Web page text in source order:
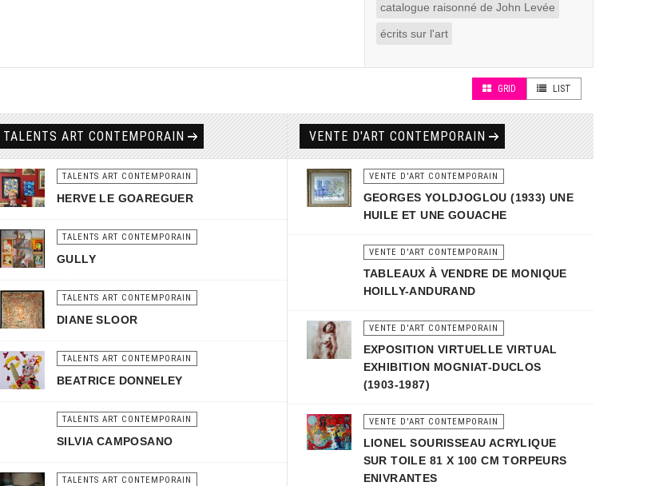
catalogue raisonné de John Levée
écrits sur l'art
GRID LIST
TALENTS ART CONTEMPORAIN
TALENTS ART CONTEMPORAIN
HERVE LE GOAREGUER
TALENTS ART CONTEMPORAIN
GULLY
TALENTS ART CONTEMPORAIN
DIANE SLOOR
TALENTS ART CONTEMPORAIN
BEATRICE DONNELEY
TALENTS ART CONTEMPORAIN
SILVIA CAMPOSANO
TALENTS ART CONTEMPORAIN
VENTE D'ART CONTEMPORAIN
VENTE D'ART CONTEMPORAIN
GEORGES YOLDJOGLOU (1933) UNE
HUILE ET UNE GOUACHE
VENTE D'ART CONTEMPORAIN
TABLEAUX À VENDRE DE MONIQUE
HOILLY-ANDURAND
VENTE D'ART CONTEMPORAIN
EXPOSITION VIRTUELLE VIRTUAL
EXHIBITION MOGNIAT-DUCLOS
(1903-1987)
VENTE D'ART CONTEMPORAIN
LIONEL SOURISSEAU ACRYLIQUE
SUR TOILE 81 X 100 CM TORPEURS
ENIVRANTES